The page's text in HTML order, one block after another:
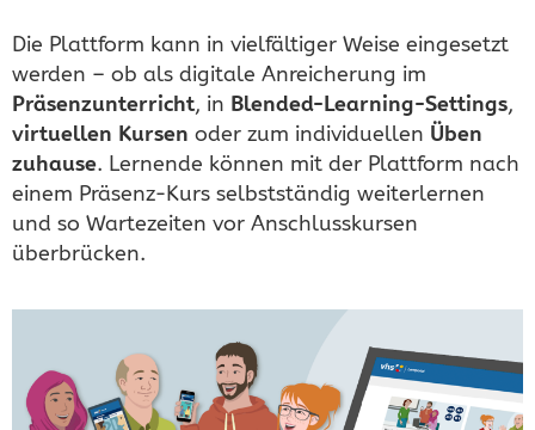
Die Plattform kann in vielfältiger Weise eingesetzt
werden – ob als digitale Anreicherung im
Präsenzunterricht, in Blended-Learning-Settings,
virtuellen Kursen oder zum individuellen Üben
zuhause. Lernende können mit der Plattform nach
einem Präsenz-Kurs selbstständig weiterlernen
und so Wartezeiten vor Anschlusskursen
überbrücken.